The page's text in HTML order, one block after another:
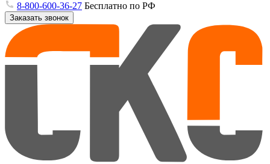
8-800-600-36-27 Бесплатно по РФ
Заказать звонок